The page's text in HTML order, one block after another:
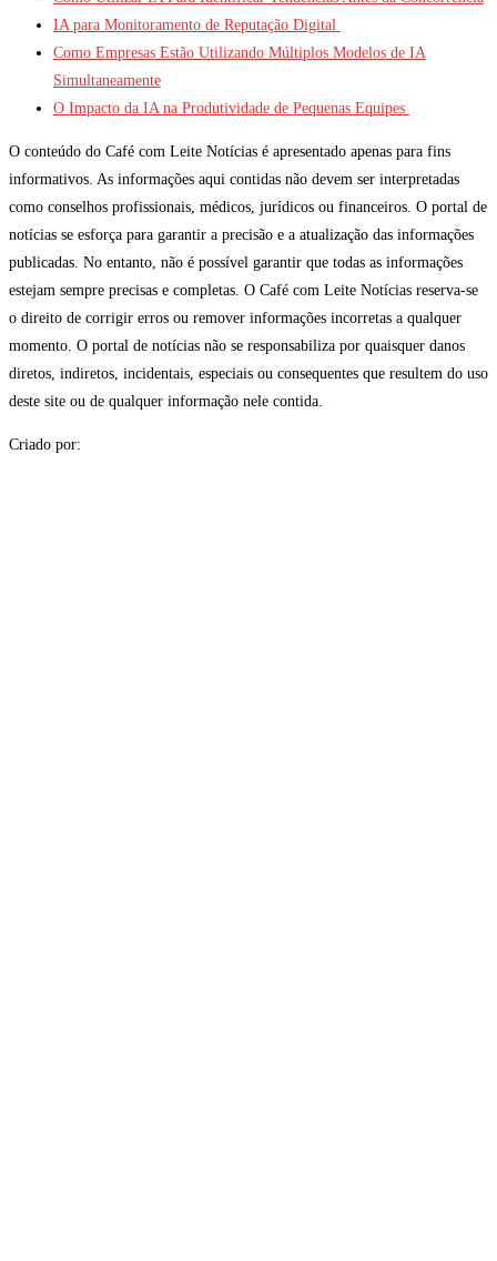
IA para Monitoramento de Reputação Digital
Como Empresas Estão Utilizando Múltiplos Modelos de IA
Simultaneamente
O Impacto da IA na Produtividade de Pequenas Equipes
O conteúdo do Café com Leite Notícias é apresentado apenas para fins
informativos. As informações aqui contidas não devem ser interpretadas
como conselhos profissionais, médicos, jurídicos ou financeiros. O portal de
notícias se esforça para garantir a precisão e a atualização das informações
publicadas. No entanto, não é possível garantir que todas as informações
estejam sempre precisas e completas. O Café com Leite Notícias reserva-se
o direito de corrigir erros ou remover informações incorretas a qualquer
momento. O portal de notícias não se responsabiliza por quaisquer danos
diretos, indiretos, incidentais, especiais ou consequentes que resultem do uso
deste site ou de qualquer informação nele contida.
Criado por: